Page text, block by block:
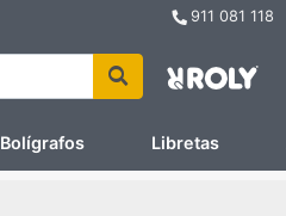
911 081 118
Bolígrafos Libretas